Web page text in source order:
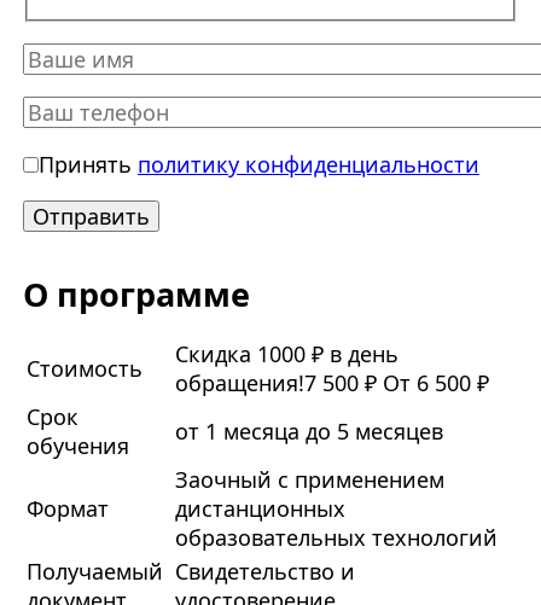
Принять политику конфиденциальности
О программе
Стоимость
Скидка 1000 ₽ в день
обращения!7 500 ₽ От 6 500 ₽
Срок
обучения
от 1 месяца до 5 месяцев
Формат
Заочный с применением
дистанционных
образовательных технологий
Получаемый Свидетельство и